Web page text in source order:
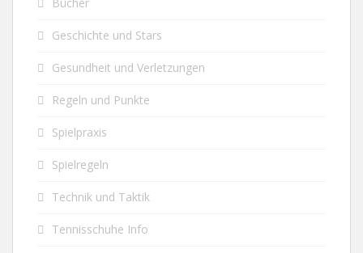
Geschichte und Stars
Gesundheit und Verletzungen
Regeln und Punkte
Spielpraxis
Spielregeln
Technik und Taktik
Tennisschuhe Info